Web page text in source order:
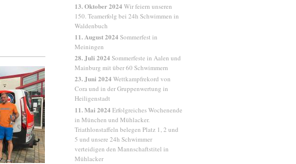
13. Oktober 2024 Wir feiern unseren
150. Teamerfolg bei 24h Schwimmen in
Waldenbuch
11. August 2024 Sommerfest in
Meiningen
28. Juli 2024 Sommerfeste in Aalen und
Mainburg mit über 60 Schwimmern
23. Juni 2024 Wettkampfrekord von
Cora und in der Gruppenwertung in
Heiligenstadt
11. Mai 2024 Erfolgreiches Wochenende
in München und Mühlacker.
Triathlonstaffeln belegen Platz 1, 2 und
5 und unsere 24h Schwimmer
verteidigen den Mannschaftstitel in
Mühlacker